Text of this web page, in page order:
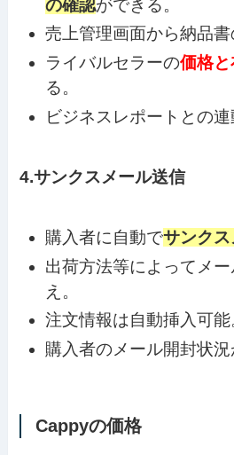
の確認ができる。
売上管理画面から納品書
ライバルセラーの価格
る。
ビジネスレポートとの連
4.サンクスメール送信
購入者に自動でサンク
出荷方法等によってメ
え。
注文情報は自動挿入可能
購入者のメール開封状況
Cappyの価格